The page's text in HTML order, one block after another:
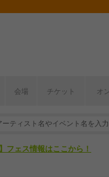
会場 チケット オ
ング】2026年上半期編発表！
フェス情報はここから！